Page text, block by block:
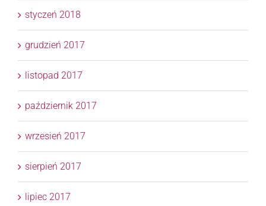
styczeń 2018
grudzień 2017
listopad 2017
październik 2017
wrzesień 2017
sierpień 2017
lipiec 2017